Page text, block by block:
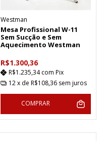
Westman
Mesa Profissional W-11
Sem Sucção e Sem
Aquecimento Westman
R$1.300,36
R$1.235,34com Pix
12 x de R$108,36 sem juros
COMPRAR